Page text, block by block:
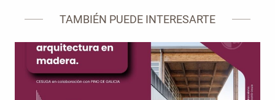
TAMBIÉN PUEDE INTERESARTE